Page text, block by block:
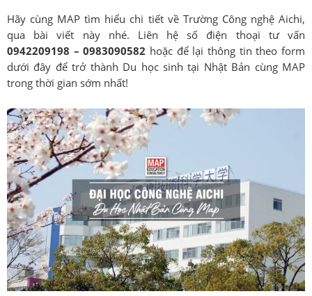
Hãy cùng MAP tìm hiểu chi tiết về Trường Công nghệ Aichi,
qua bài viết này nhé. Liên hệ số điện thoại tư vấn
0942209198 – 0983090582 hoặc để lại thông tin theo form
dưới đây để trở thành Du học sinh tại Nhật Bản cùng MAP
trong thời gian sớm nhất!